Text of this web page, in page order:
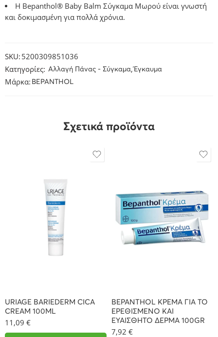
Η Bepanthol® Baby Balm Σύγκαμα Μωρού είναι γνωστή
και δοκιμασμένη για πολλά χρόνια.
SKU: 5200309851036
Κατηγορίες: Αλλαγή Πάνας - Σύγκαμα, Έγκαυμα
Μάρκα: BEPANTHOL
Σχετικά προϊόντα
URIAGE BARIEDERM CICA
CREAM 100ML
11,09 €
BEPANTHOL ΚΡΕΜΑ ΓΙΑ ΤΟ
ΕΡΕΘΙΣΜΕΝΟ ΚΑΙ
ΕΥΑΙΣΘΗΤΟ ΔΕΡΜΑ 100GR
7,92 €